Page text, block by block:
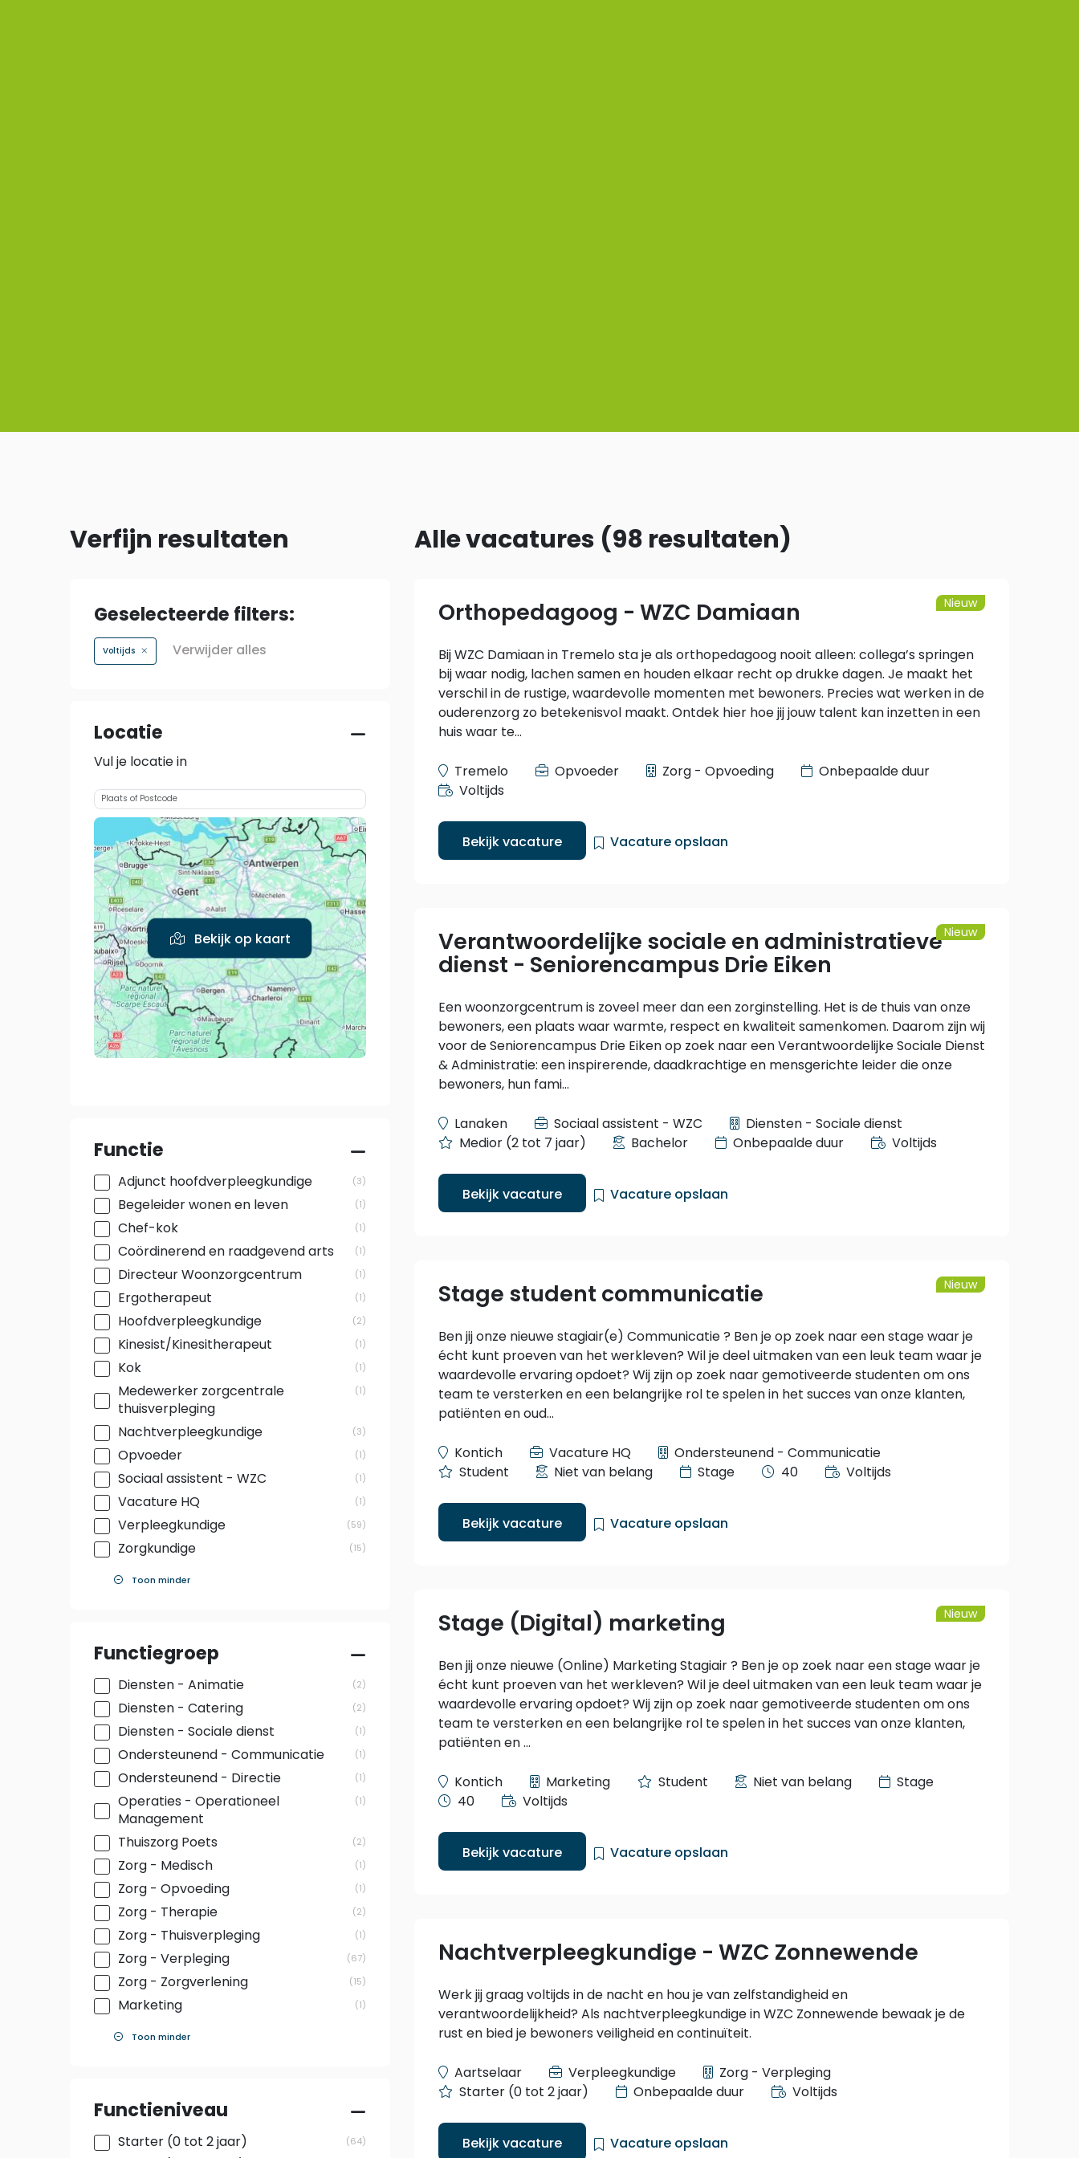
Verfijn resultaten
Geselecteerde filters:
Voltijds Verwijder alles
Locatie
Vul je locatie in
Bekijk op kaart
Functie
Adjunct hoofdverpleegkundige 3
Begeleider wonen en leven 1
Chef-kok 1
Coördinerend en raadgevend arts 1
Directeur Woonzorgcentrum 1
Ergotherapeut 1
Hoofdverpleegkundige 2
Kinesist/Kinesitherapeut 1
Kok 1
Medewerker zorgcentrale
thuisverpleging
1
Nachtverpleegkundige 3
Opvoeder 1
Sociaal assistent - WZC 1
Vacature HQ 1
Verpleegkundige 59
Zorgkundige 15
Toon minder
Functiegroep
Diensten - Animatie 2
Diensten - Catering 2
Diensten - Sociale dienst 1
Ondersteunend - Communicatie 1
Ondersteunend - Directie 1
Operaties - Operationeel
Management
1
Thuiszorg Poets 2
Zorg - Medisch 1
Zorg - Opvoeding 1
Zorg - Therapie 2
Zorg - Thuisverpleging 1
Zorg - Verpleging 67
Zorg - Zorgverlening 15
Marketing 1
Toon minder
Functieniveau
Starter (0 tot 2 jaar) 64
Alle vacatures(98resultaten)
Orthopedagoog - WZC Damiaan Nieuw
Bij WZC Damiaan in Tremelo sta je als orthopedagoog nooit alleen: collega’s springen
bij waar nodig, lachen samen en houden elkaar recht op drukke dagen. Je maakt het
verschil in de rustige, waardevolle momenten met bewoners. Precies wat werken in de
ouderenzorg zo betekenisvol maakt. Ontdek hier hoe jij jouw talent kan inzetten in een
huis waar te...
Tremelo
Opvoeder Zorg - Opvoeding
Onbepaalde duur
Voltijds
Bekijk vacature Vacature opslaan
Verantwoordelijke sociale en administratieve
dienst - Seniorencampus Drie Eiken
Nieuw
Een woonzorgcentrum is zoveel meer dan een zorginstelling. Het is de thuis van onze
bewoners, een plaats waar warmte, respect en kwaliteit samenkomen. Daarom zijn wij
voor de Seniorencampus Drie Eiken op zoek naar een Verantwoordelijke Sociale Dienst
& Administratie: een inspirerende, daadkrachtige en mensgerichte leider die onze
bewoners, hun fami...
Lanaken
Sociaal assistent - WZC
Diensten - Sociale dienst
Medior (2 tot 7 jaar)
Bachelor Onbepaalde duur Voltijds
Bekijk vacature Vacature opslaan
Stage student communicatie Nieuw
Ben jij onze nieuwe stagiair(e) Communicatie ? Ben je op zoek naar een stage waar je
écht kunt proeven van het werkleven? Wil je deel uitmaken van een leuk team waar je
waardevolle ervaring opdoet? Wij zijn op zoek naar gemotiveerde studenten om ons
team te versterken en een belangrijke rol te spelen in het succes van onze klanten,
patiënten en oud...
Kontich
Vacature HQ
Ondersteunend - Communicatie
Student
Niet van belang Stage 40 Voltijds
Bekijk vacature Vacature opslaan
Stage (Digital) marketing Nieuw
Ben jij onze nieuwe (Online) Marketing Stagiair ? Ben je op zoek naar een stage waar je
écht kunt proeven van het werkleven? Wil je deel uitmaken van een leuk team waar je
waardevolle ervaring opdoet? Wij zijn op zoek naar gemotiveerde studenten om ons
team te versterken en een belangrijke rol te spelen in het succes van onze klanten,
patiënten en ...
Kontich
Marketing Student Niet van belang
Stage
40
Voltijds
Bekijk vacature Vacature opslaan
Nachtverpleegkundige - WZC Zonnewende
Werk jij graag voltijds in de nacht en hou je van zelfstandigheid en
verantwoordelijkheid? Als nachtverpleegkundige in WZC Zonnewende bewaak je de
rust en bied je bewoners veiligheid en continuïteit.
Aartselaar
Verpleegkundige
Zorg - Verpleging
Starter (0 tot 2 jaar)
Onbepaalde duur Voltijds
Bekijk vacature Vacature opslaan